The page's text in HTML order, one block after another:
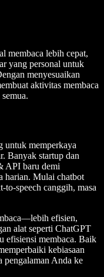
membaca lebih cepat,
yang personal untuk
menyesuaikan
aktivitas membaca
untuk memperkaya
Banyak startup dan
API baru demi
harian. Mulai chatbot
to-speech canggih, masa
efisien,
alat seperti ChatGPT
efisiensi membaca. Baik
kebiasaan
pengalaman Anda ke